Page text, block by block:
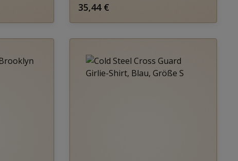
Regulärer Preis:
35,44 €